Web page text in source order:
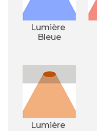
Lumière
Bleue
Lumière